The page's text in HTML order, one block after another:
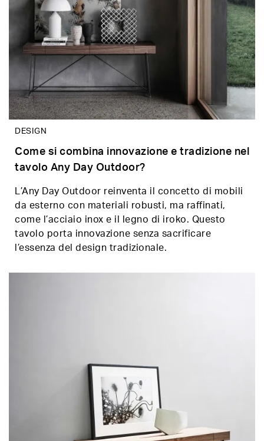
DESIGN
Come si combina innovazione e tradizione nel
tavolo Any Day Outdoor?
L’Any Day Outdoor reinventa il concetto di mobili
da esterno con materiali robusti, ma raffinati,
come l’acciaio inox e il legno di iroko. Questo
tavolo porta innovazione senza sacrificare
l’essenza del design tradizionale.